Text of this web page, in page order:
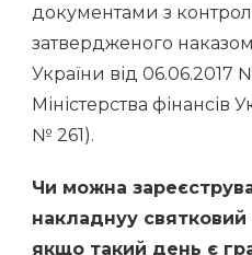
документами з
затвердженого наказом
України від 06.06.2017
Міністерства фінансів
№ 261).
Чи можна
накладнуу
якщо такий день є